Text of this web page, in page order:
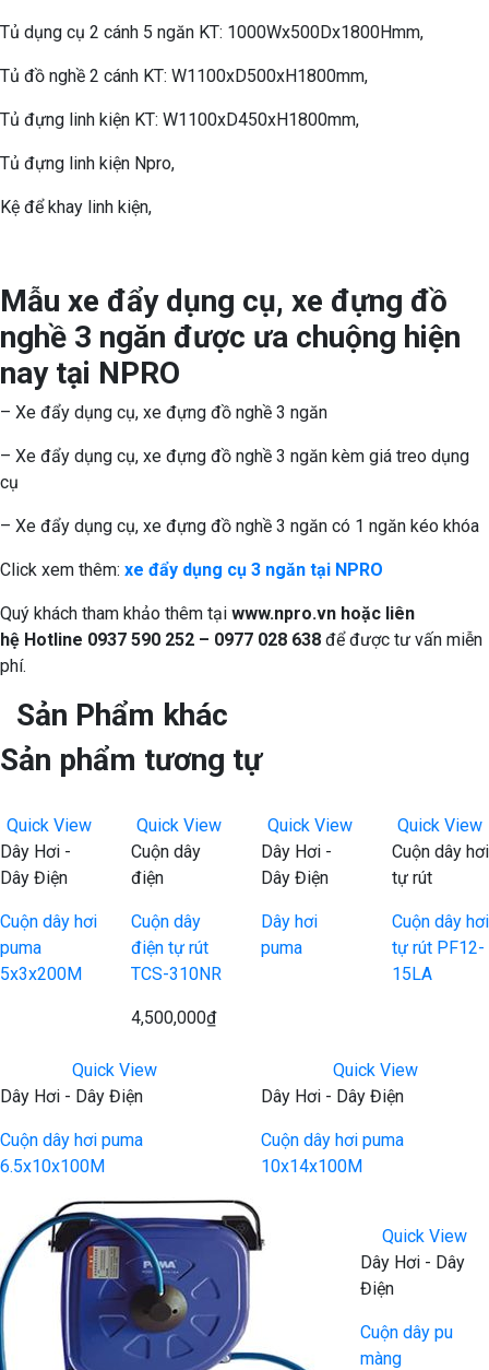
Tủ dụng cụ 2 cánh 5 ngăn KT: 1000Wx500Dx1800Hmm,
Tủ đồ nghề 2 cánh KT: W1100xD500xH1800mm,
Tủ đựng linh kiện KT: W1100xD450xH1800mm,
Tủ đựng linh kiện Npro,
Kệ để khay linh kiện,
Mẫu xe đẩy dụng cụ, xe đựng đồ
nghề 3 ngăn được ưa chuộng hiện
nay tại NPRO
– Xe đẩy dụng cụ, xe đựng đồ nghề 3 ngăn
– Xe đẩy dụng cụ, xe đựng đồ nghề 3 ngăn kèm giá treo dụng
cụ
– Xe đẩy dụng cụ, xe đựng đồ nghề 3 ngăn có 1 ngăn kéo khóa
Click xem thêm: xe đẩy dụng cụ 3 ngăn tại NPRO
Quý khách tham khảo thêm tại www.npro.vn hoặc liên
hệ Hotline 0937 590 252 – 0977 028 638 để được tư vấn miễn
phí.
Sản Phẩm khác
Sản phẩm tương tự
Quick View
Dây Hơi -
Dây Điện
Cuộn dây hơi
puma
5x3x200M
Quick View
Cuộn dây
điện
Cuộn dây
điện tự rút
TCS-310NR
4,500,000₫
Quick View
Dây Hơi -
Dây Điện
Dây hơi
puma
Quick View
Cuộn dây hơi
tự rút
Cuộn dây hơi
tự rút PF12-
15LA
Quick View
Dây Hơi - Dây Điện
Cuộn dây hơi puma
6.5x10x100M
Quick View
Dây Hơi - Dây Điện
Cuộn dây hơi puma
10x14x100M
Quick View
Dây Hơi - Dây
Điện
Cuộn dây pu
màng